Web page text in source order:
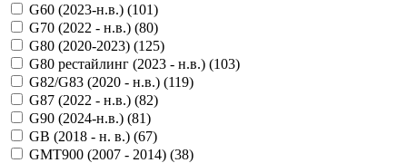
G60 (2023-н.в.) (101)
G70 (2022 - н.в.) (80)
G80 (2020-2023) (125)
G80 рестайлинг (2023 - н.в.) (103)
G82/G83 (2020 - н.в.) (119)
G87 (2022 - н.в.) (82)
G90 (2024-н.в.) (81)
GB (2018 - н. в.) (67)
GMT900 (2007 - 2014) (38)